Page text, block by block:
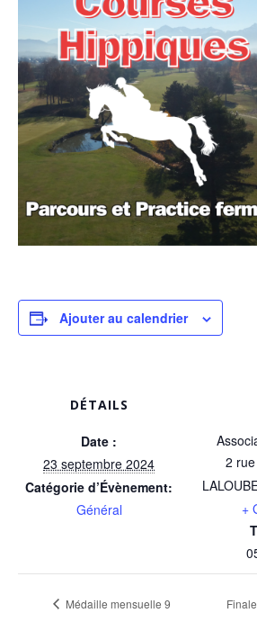
Ajouter au calendrier
DÉTAILS
Date :
23 septembre 2024
Catégorie d’Évènement:
Général
2
+
Médaille mensuelle 9